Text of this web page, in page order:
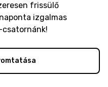
frissülő
izgalmas
csatornánk!